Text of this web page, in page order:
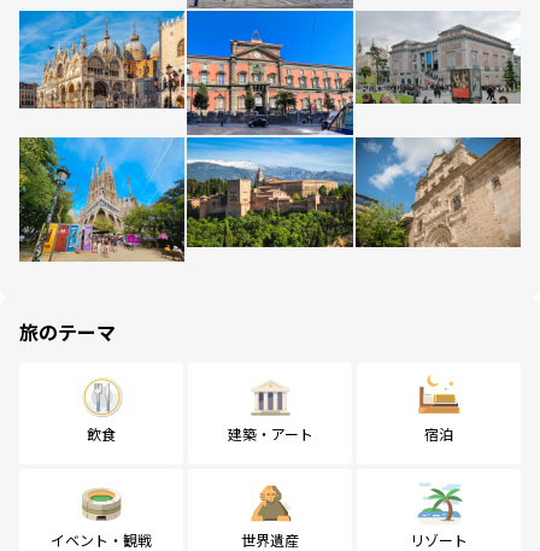
旅のテーマ
飲食 建築・アート 宿泊
イベント・観戦 世界遺産 リゾート